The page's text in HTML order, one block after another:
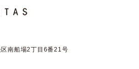
南船場2丁目6番21号